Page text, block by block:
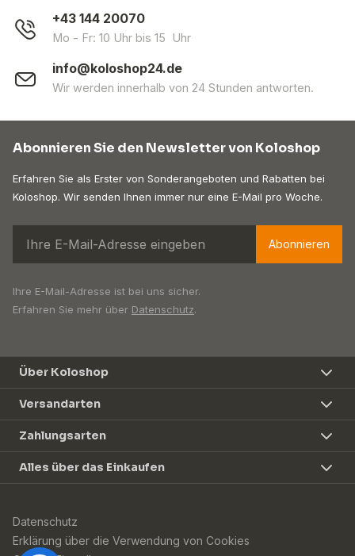
+43 144 20070
Mo - Fr: 10 Uhr bis 15 Uhr
info@koloshop24.de
Wir werden innerhalb von 24 Stunden antworten.
Abonnieren Sie den Newsletter von Koloshop
Erfahren Sie als Erster von Sonderangeboten und Rabatten bei
Koloshop. Wir senden Ihnen immer nur eine E-Mail pro Woche.
Abonnieren
Ihre E-Mail-Adresse ist bei uns sicher.
Erfahren Sie mehr über Datenschutz.
Über Koloshop
Versandarten
Zahlungsarten
Alles über das Einkaufen
Datenschutz
Erklärung über die Verwendung von Cookies